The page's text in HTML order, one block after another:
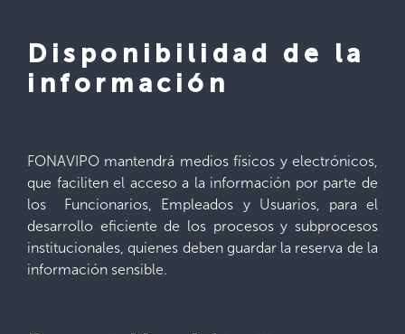
Disponibilidad de la
información
FONAVIPO mantendrá medios físicos y electrónicos,
que faciliten el acceso a la información por parte de
los Funcionarios, Empleados y Usuarios, para el
desarrollo eficiente de los procesos y subprocesos
institucionales, quienes deben guardar la reserva de la
información sensible.